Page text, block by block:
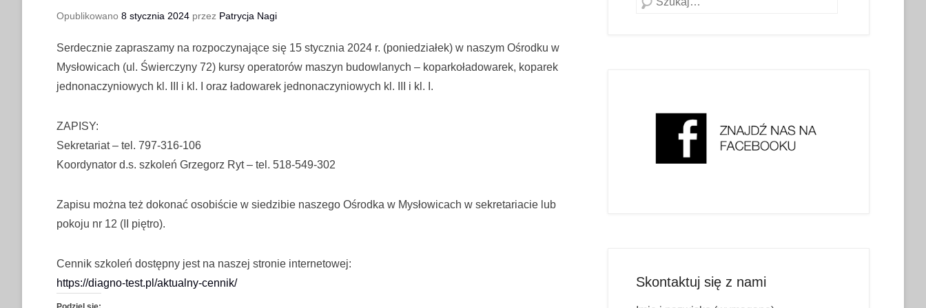
Opublikowano 8 stycznia 2024 przez Patrycja Nagi
Serdecznie zapraszamy na rozpoczynające się 15 stycznia 2024 r. (poniedziałek) w naszym Ośrodku w
Mysłowicach (ul. Świerczyny 72) kursy operatorów maszyn budowlanych – koparkoładowarek, koparek
jednonaczyniowych kl. III i kl. I oraz ładowarek jednonaczyniowych kl. III i kl. I.
ZAPISY:
Sekretariat – tel. 797-316-106
Koordynator d.s. szkoleń Grzegorz Ryt – tel. 518-549-302
Zapisu można też dokonać osobiście w siedzibie naszego Ośrodka w Mysłowicach w sekretariacie lub
pokoju nr 12 (II piętro).
Cennik szkoleń dostępny jest na naszej stronie internetowej:
https://diagno-test.pl/aktualny-cennik/
Skontaktuj się z nami